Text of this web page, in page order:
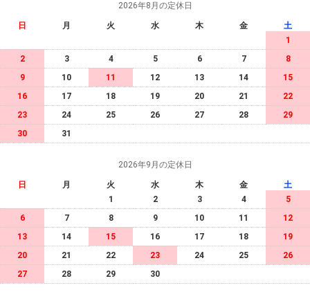
2026年8月の定休日
日 月 火 水 木 金
土
1
2
3 4 5 6 7
8
9
10 11 12 13 14
15
16
17 18 19 20 21
22
23
24 25 26 27 28
29
30
31
2026年9月の定休日
日 月 火 水 木 金
土
1
2 3 4
5
6
7 8 9 10 11
12
13
14 15 16 17 18
19
20
21 22 23 24 25
26
27
28 29 30